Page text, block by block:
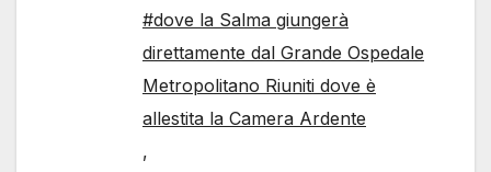
#dove la Salma giungerà
direttamente dal Grande Ospedale
Metropolitano Riuniti dove è
allestita la Camera Ardente
,